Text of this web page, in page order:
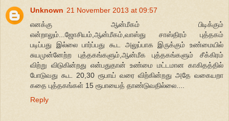
Unknown 21 November 2013 at 09:57
எனக்கு ஆன்மீகம் பிடிக்கும்
என்றாலும்...ஜோசியம்,ஆன்மீகம்,வாஸ்து சாஸ்திரம் புத்தகம்
படிப்பது இல்லை பார்ப்பது கூட அலுப்பாக இருக்கும் உண்மையில்
சுயமுன்னேற்ற புத்தகங்களும்,ஆன்மீக புத்தகங்களும் சீக்கிரம்
விற்று விடுகின்றது என்பதுதான் உண்மை மட்டமான காகிதத்தில்
போடுவது கூட 20,30 ரூபாய் வரை விற்கின்றது அதே வகையறா
கதை புத்தகங்கள் 15 ரூபாயைத் தாண்டுவதில்லை....
Reply